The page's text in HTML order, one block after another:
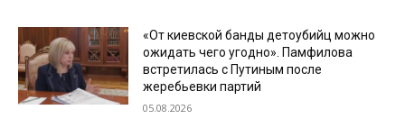
«От киевской банды детоубийц можно
ожидать чего угодно». Памфилова
встретилась с Путиным после
жеребьевки партий
05.08.2026